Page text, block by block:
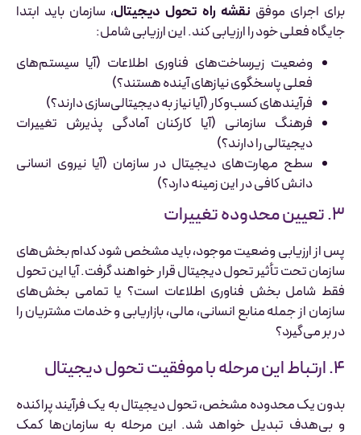
برای اجرای موفق نقشه راه تحول دیجیتال، سازمان باید ابتدا
جایگاه فعلی خود را ارزیابی کند. این ارزیابی شامل:
وضعیت زیرساخت‌های فناوری اطلاعات (آیا سیستم‌های
فعلی پاسخگوی نیازهای آینده هستند؟)
فرآیندهای کسب‌وکار (آیا نیاز به دیجیتالی‌سازی دارند؟)
فرهنگ سازمانی (آیا کارکنان آمادگی پذیرش تغییرات
دیجیتالی را دارند؟)
سطح مهارت‌های دیجیتال در سازمان (آیا نیروی انسانی
دانش کافی در این زمینه دارد؟)
۳. تعیین محدوده تغییرات
پس از ارزیابی وضعیت موجود، باید مشخص شود کدام بخش‌های
سازمان تحت تأثیر تحول دیجیتال قرار خواهند گرفت. آیا این تحول
فقط شامل بخش فناوری اطلاعات است؟ یا تمامی بخش‌های
سازمان از جمله منابع انسانی، مالی، بازاریابی و خدمات مشتریان را
در بر می‌گیرد؟
۴. ارتباط این مرحله با موفقیت تحول دیجیتال
بدون یک محدوده مشخص، تحول دیجیتال به یک فرآیند پراکنده
و بی‌هدف تبدیل خواهد شد. این مرحله به سازمان‌ها کمک